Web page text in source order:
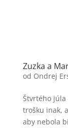
Zuzka a
od Ondrej
Štvrtého
trošku inak,
aby nebola